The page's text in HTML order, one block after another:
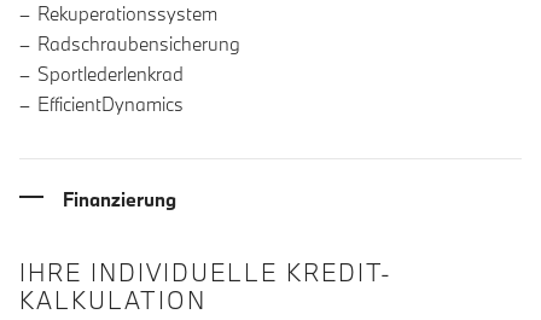
Rekuperationssystem
Radschraubensicherung
Sportlederlenkrad
EfficientDynamics
Finanzierung
IHRE INDIVIDUELLE KREDIT-
KALKULATION